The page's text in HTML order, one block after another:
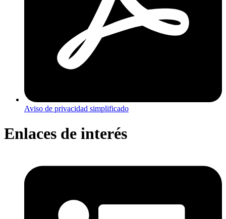
Aviso de privacidad simplificado
Enlaces de interés